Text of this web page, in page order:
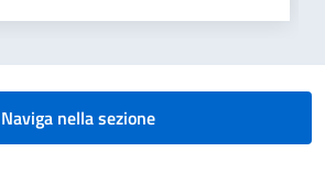
Naviga nella sezione